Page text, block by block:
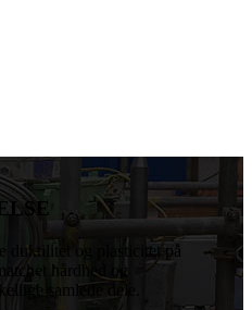
duktilitet og plasticitet på
hårdhed og
samlede dele.